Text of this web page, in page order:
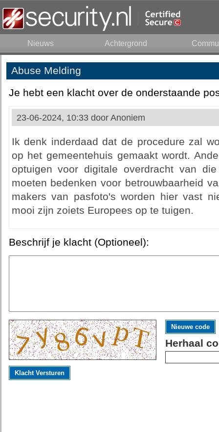
Nieuws Achtergrond
Abuse Melding
Je hebt een klacht over de onderstaande
23-06-2024, 10:33 door Anoniem
Ik denk inderdaad dat de procedure zal
op het gemeentehuis gemaakt wordt.
optuigen voor digitale overdracht van
moeten bedenken voor betrouwbaarheid
makers van pasfoto's worden hier vast
mooi zijn zoiets Europees op te tuigen.
Beschrijf je klacht (Optioneel):
Nieuwe code
Herhaal
Klacht Versturen